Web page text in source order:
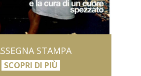
STAMPA
SCOPRI DI PIÙ